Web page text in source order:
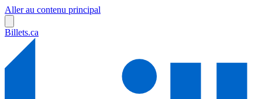
Aller au contenu principal
Billets.ca